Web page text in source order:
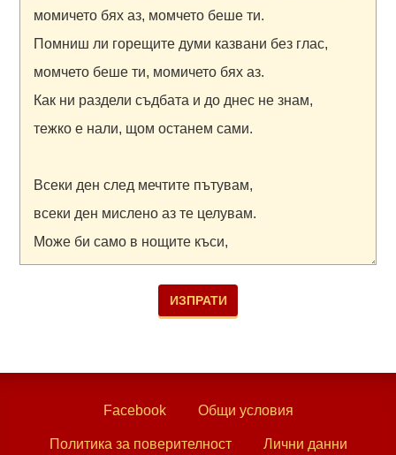
Facebook Общи условия
Политика за поверителност Лични данни